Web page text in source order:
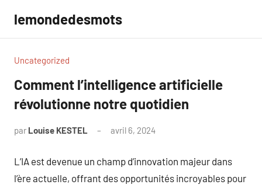
contenu
lemondedesmots
Uncategorized
Comment l’intelligence artificielle
révolutionne notre quotidien
par Louise KESTEL avril 6, 2024
L’IA est devenue un champ d’innovation majeur dans
l’ère actuelle, offrant des opportunités incroyables pour